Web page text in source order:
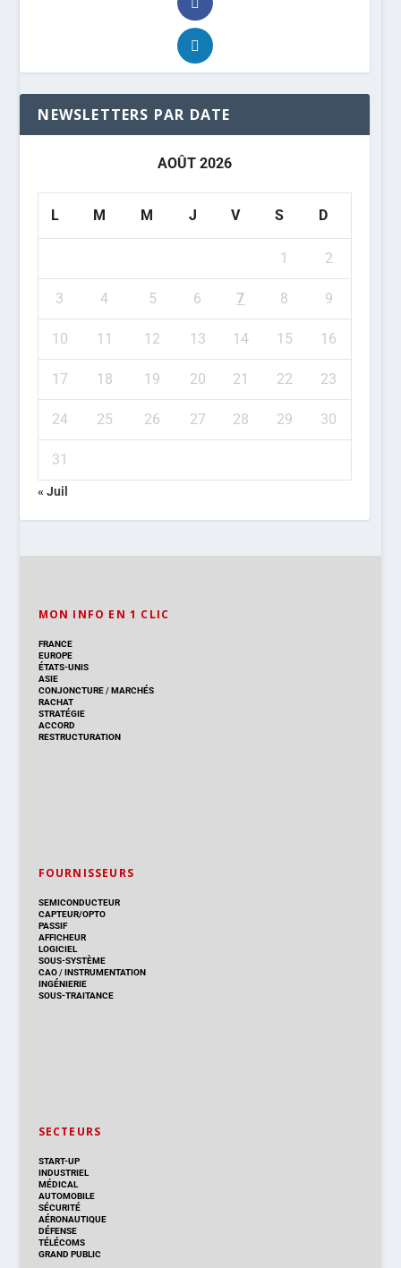
NEWSLETTERS PAR DATE
AOÛT 2026
L M M J V S D
1 2
3 4 5 6 7 8 9
10 11 12 13 14 15 16
17 18 19 20 21 22 23
24 25 26 27 28 29 30
31
« Juil
MON INFO EN 1 CLIC
FRANCE
EUROPE
ÉTATS-UNIS
ASIE
CONJONCTURE/MARCHÉS
RACHAT
STRATÉGIE
ACCORD
RESTRUCTURATION
FOURNISSEURS
SEMICONDUCTEUR
CAPTEUR/OPTO
PASSIF
AFFICHEUR
LOGICIEL
SOUS-SYSTÈME
CAO/INSTRUMENTATION
INGÉNIERIE
SOUS-TRAITANCE
SECTEURS
START-UP
INDUSTRIEL
MÉDICAL
AUTOMOBILE
SÉCURITÉ
AÉRONAUTIQUE
DÉFENSE
TÉLÉCOMS
GRAND PUBLIC